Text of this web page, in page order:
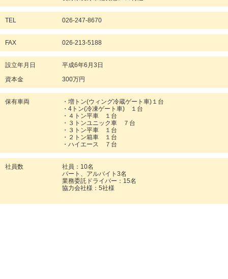
TEL 026-247-8670
FAX 026-213-5188
設立年月日
資本金
平成6年6月3日
300万円
保有車両
・増トン(ウィング冷蔵ゲート車)１台
・4トン(冷凍ゲート車) １台
・４トン平車 １台
・３トンユニック車 ７台
・３トン平車 １台
・２トン箱車 １台
・ハイエース ７台
社員数
社員：10名
パート、アルバイト3名
業務委託ドライバー：15名
協力会社様：5社様